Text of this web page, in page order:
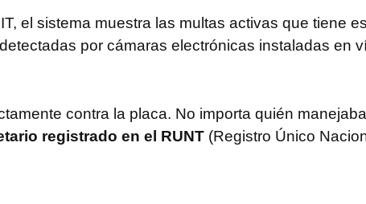
el sistema muestra las multas activas que tiene
por cámaras electrónicas instaladas en
contra la placa. No importa quién
registrado en el RUNT (Registro Único